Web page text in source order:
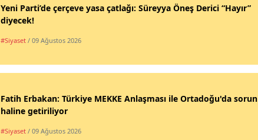
Yeni Parti’de çerçeve yasa çatlağı: Süreyya Öneş Derici “Hayır”
diyecek!
#Siyaset / 09 Ağustos 2026
Fatih Erbakan: Türkiye MEKKE Anlaşması ile Ortadoğu'da sorun
haline getiriliyor
#Siyaset / 09 Ağustos 2026